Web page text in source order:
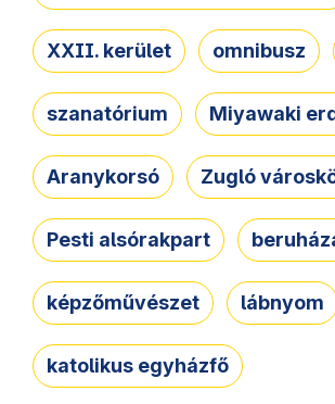
XXII. kerület omnibusz
szanatórium Miyawaki
Aranykorsó Zugló
Pesti alsórakpart
képzőművészet lábnyom
katolikus egyházfő